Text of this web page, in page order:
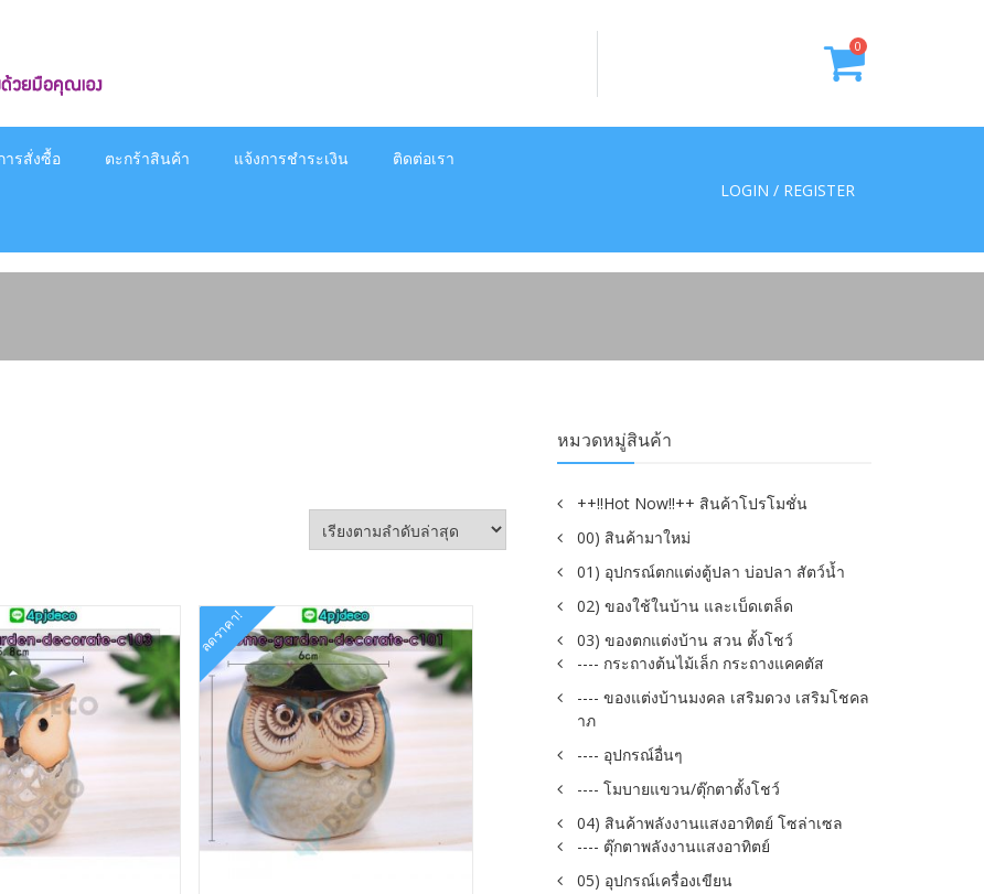
0
ารสั่งซื้อ ตะกร้าสินค้า แจ้งการชำระเงิน ติดต่อเรา
LOGIN / REGISTER
ลดราคา!
หมวดหมู่สินค้า
++!!Hot Now!!++ สินค้าโปรโมชั่น
00) สินค้ามาใหม่
01) อุปกรณ์ตกแต่งตู้ปลา บ่อปลา สัตว์น้ำ
02) ของใช้ในบ้าน และเบ็ดเตล็ด
03) ของตกแต่งบ้าน สวน ตั้งโชว์
---- กระถางต้นไม้เล็ก กระถางแคคตัส
---- ของแต่งบ้านมงคล เสริมดวง เสริมโชคล
าภ
---- อุปกรณ์อื่นๆ
---- โมบายแขวน/ตุ๊กตาตั้งโชว์
04) สินค้าพลังงานแสงอาทิตย์ โซล่าเซล
---- ตุ๊กตาพลังงานแสงอาทิตย์
05) อุปกรณ์เครื่องเขียน